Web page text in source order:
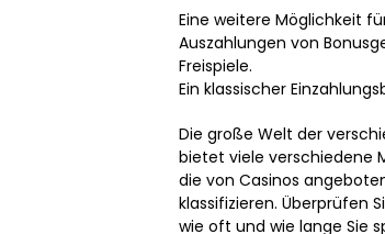
Eine weitere Möglichkeit
Auszahlungen von
Freispiele.
Ein klassischer
Die große Welt der
bietet viele verschiedene
die von Casinos
klassifizieren. Überprüfen
wie oft und wie lange Sie